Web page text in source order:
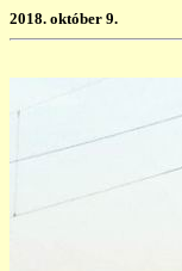
2018. október 9.